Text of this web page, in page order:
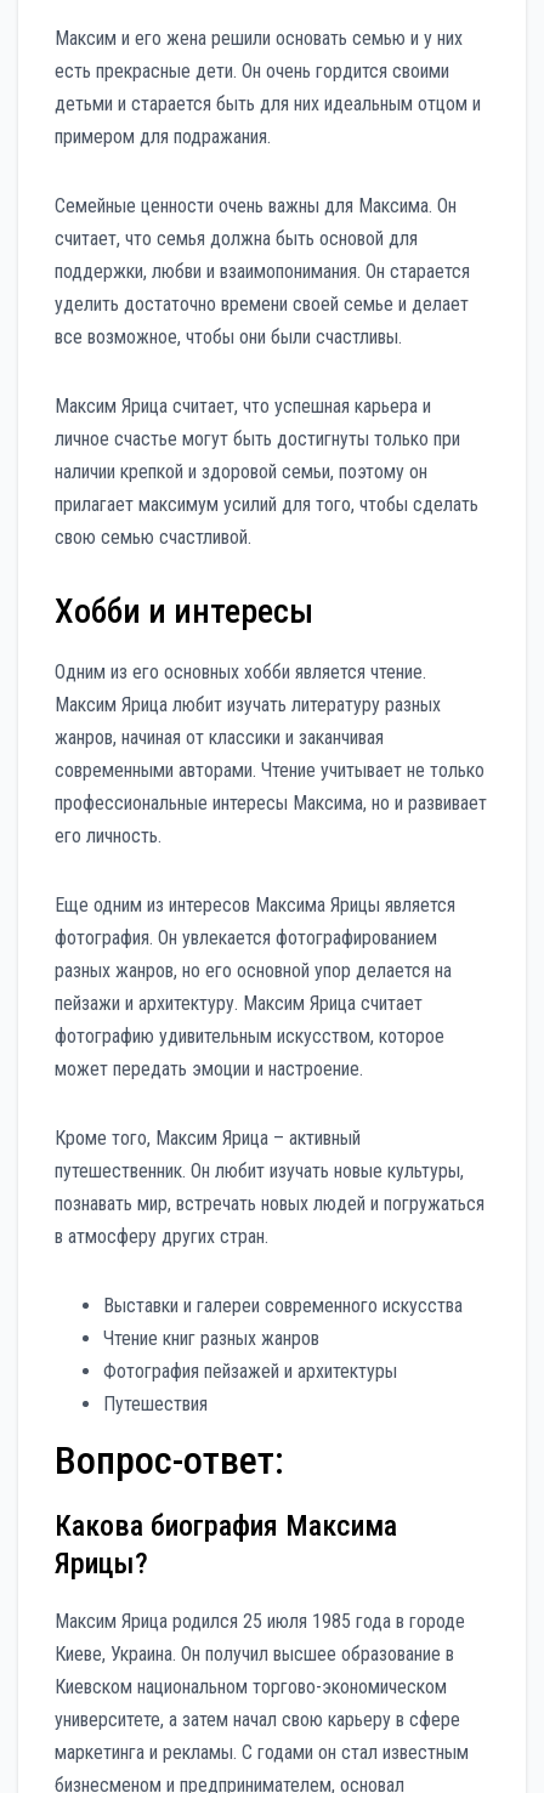
Максим и его жена решили основать семью и у них
есть прекрасные дети. Он очень гордится своими
детьми и старается быть для них идеальным отцом и
примером для подражания.
Семейные ценности очень важны для Максима. Он
считает, что семья должна быть основой для
поддержки, любви и взаимопонимания. Он старается
уделить достаточно времени своей семье и делает
все возможное, чтобы они были счастливы.
Максим Ярица считает, что успешная карьера и
личное счастье могут быть достигнуты только при
наличии крепкой и здоровой семьи, поэтому он
прилагает максимум усилий для того, чтобы сделать
свою семью счастливой.
Хобби и интересы
Одним из его основных хобби является чтение.
Максим Ярица любит изучать литературу разных
жанров, начиная от классики и заканчивая
современными авторами. Чтение учитывает не только
профессиональные интересы Максима, но и развивает
его личность.
Еще одним из интересов Максима Ярицы является
фотография. Он увлекается фотографированием
разных жанров, но его основной упор делается на
пейзажи и архитектуру. Максим Ярица считает
фотографию удивительным искусством, которое
может передать эмоции и настроение.
Кроме того, Максим Ярица – активный
путешественник. Он любит изучать новые культуры,
познавать мир, встречать новых людей и погружаться
в атмосферу других стран.
Выставки и галереи современного искусства
Чтение книг разных жанров
Фотография пейзажей и архитектуры
Путешествия
Вопрос-ответ:
Какова биография Максима
Ярицы?
Максим Ярица родился 25 июля 1985 года в городе
Киеве, Украина. Он получил высшее образование в
Киевском национальном торгово-экономическом
университете, а затем начал свою карьеру в сфере
маркетинга и рекламы. С годами он стал известным
бизнесменом и предпринимателем, основал